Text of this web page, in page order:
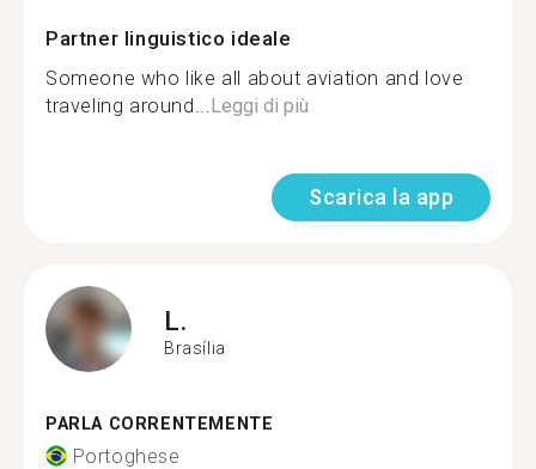
Partner linguistico ideale
Someone who like all about aviation and love
traveling around...Leggi di più
Scarica la app
L.
Brasília
PARLA CORRENTEMENTE
Portoghese